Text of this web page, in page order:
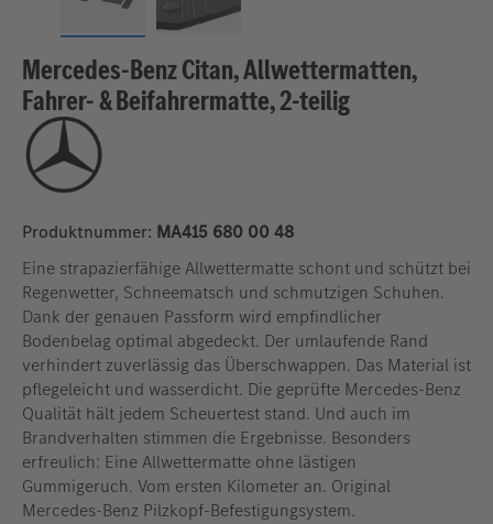
Mercedes-Benz Citan, Allwettermatten,
Fahrer- & Beifahrermatte, 2-teilig
Produktnummer: MA415 680 00 48
Eine strapazierfähige Allwettermatte schont und schützt bei
Regenwetter, Schneematsch und schmutzigen Schuhen.
Dank der genauen Passform wird empfindlicher
Bodenbelag optimal abgedeckt. Der umlaufende Rand
verhindert zuverlässig das Überschwappen. Das Material ist
pflegeleicht und wasserdicht. Die geprüfte Mercedes-Benz
Qualität hält jedem Scheuertest stand. Und auch im
Brandverhalten stimmen die Ergebnisse. Besonders
erfreulich: Eine Allwettermatte ohne lästigen
Gummigeruch. Vom ersten Kilometer an. Original
Mercedes-Benz Pilzkopf-Befestigungsystem.